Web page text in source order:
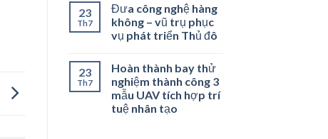
23
Th7
Đưa công nghệ hàng
không – vũ trụ phục
vụ phát triển Thủ đô
23
Th7
Hoàn thành bay thử
nghiệm thành công 3
mẫu UAV tích hợp trí
tuệ nhân tạo